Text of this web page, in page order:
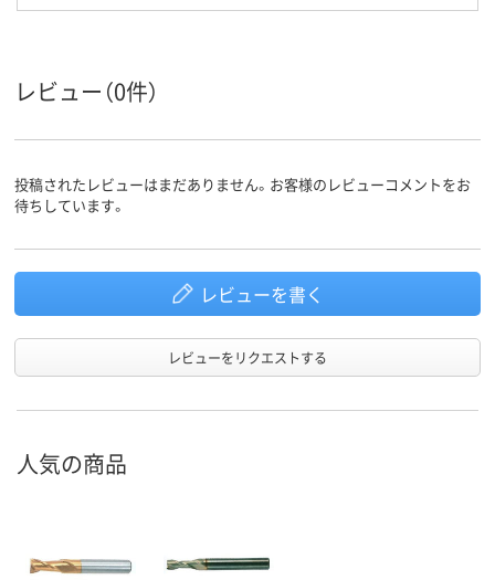
レビュー（0件）
投稿されたレビューはまだありません。お客様のレビューコメントをお
待ちしています。
レビューを書く
レビューをリクエストする
人気の商品